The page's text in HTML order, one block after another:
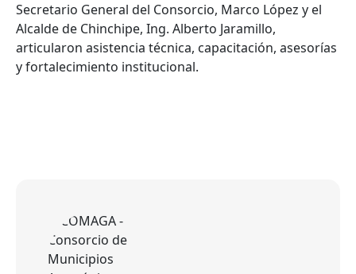
Secretario General del Consorcio, Marco López y el
Alcalde de Chinchipe, Ing. Alberto Jaramillo,
articularon asistencia técnica, capacitación, asesorías
y fortalecimiento institucional.